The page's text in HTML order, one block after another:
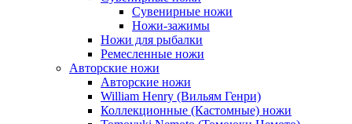
Сувенирные ножи
Ножи-зажимы
Ножи для рыбалки
Ремесленные ножи
Авторские ножи
Авторские ножи
William Henry (Вильям Генри)
Коллекционные (Кастомные) ножи